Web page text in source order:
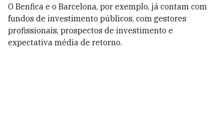
O Benfica e o Barcelona, por exemplo, já contam com
fundos de investimento públicos, com gestores
profissionais, prospectos de investimento e
expectativa média de retorno.